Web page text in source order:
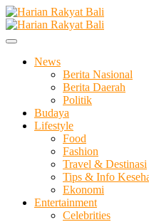
Skip
to
content
Harian Rakyat Bali
Membangun Semangat
News
Berita Nasional
Berita Daerah
Politik
Budaya
Lifestyle
Food
Fashion
Travel & Destinasi
Tips & Info
Ekonomi
Entertainment
Celebrities